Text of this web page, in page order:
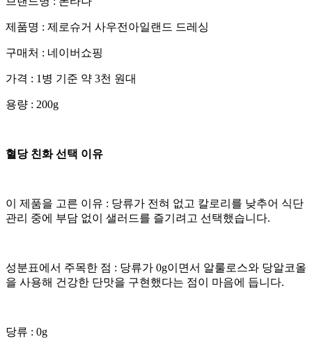
​제품명 : 제로슈거 사우전아일랜드 드레싱
​구매처 : 네이버쇼핑
​가격 : 1병 기준 약 3천 원대
​용량 : 200g
혈당 친화 선택 이유
​이 제품을 고른 이유 : 당류가 전혀 없고 칼로리를 낮추어 식단
관리 중에 부담 없이 샐러드를 즐기려고 선택했습니다.
​성분표에서 주목한 점 : 당류가 0g이면서 알룰로스와 당알코올
을 사용해 건강한 단맛을 구현했다는 점이 마음에 듭니다.
​당류 : 0g